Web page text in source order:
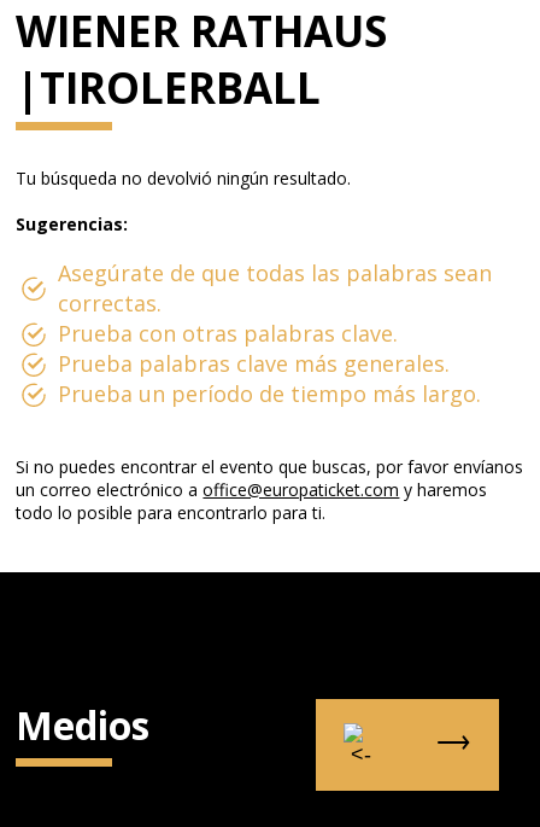
WIENER RATHAUS
|TIROLERBALL
Tu búsqueda no devolvió ningún resultado.
Sugerencias:
Asegúrate de que todas las palabras sean
correctas.
Prueba con otras palabras clave.
Prueba palabras clave más generales.
Prueba un período de tiempo más largo.
Si no puedes encontrar el evento que buscas, por favor envíanos
un correo electrónico aoffice@europaticket.com y haremos
todo lo posible para encontrarlo para ti.
Medios